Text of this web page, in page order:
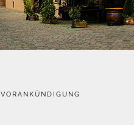
VORANKÜNDIGUNG